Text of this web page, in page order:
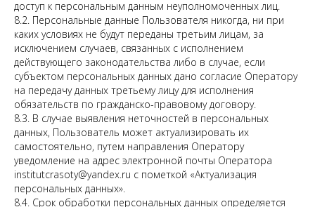
доступ к персональным данным неуполномоченных лиц.
8.2. Персональные данные Пользователя никогда, ни при
каких условиях не будут переданы третьим лицам, за
исключением случаев, связанных с исполнением
действующего законодательства либо в случае, если
субъектом персональных данных дано согласие Оператору
на передачу данных третьему лицу для исполнения
обязательств по гражданско-правовому договору.
8.3. В случае выявления неточностей в персональных
данных, Пользователь может актуализировать их
самостоятельно, путем направления Оператору
уведомление на адрес электронной почты Оператора
institutcrasoty@yandex.ru с пометкой «Актуализация
персональных данных».
8.4. Срок обработки персональных данных определяется
Ваше имя
+7
Я даю согласие на обработку моих персональных
данных и ознакомлен(а) с политикой
конфиденциальности
Записаться